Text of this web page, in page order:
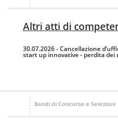
Altri atti di
30.07.2026 - Cancellazione
start up innovative - perdita dei
Bandi di Concorso e Selezioni